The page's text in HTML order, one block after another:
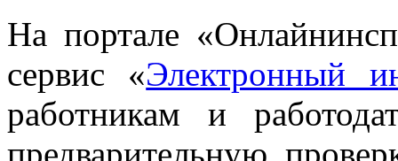
На портале
сервис «Электронный
работникам и
предварительную